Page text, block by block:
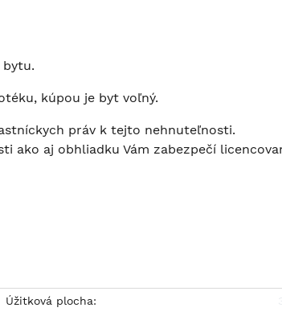
kúpou je byt voľný.
práv k tejto nehnuteľnosti.
ako aj obhliadku Vám zabezpečí
Úžitková plocha: